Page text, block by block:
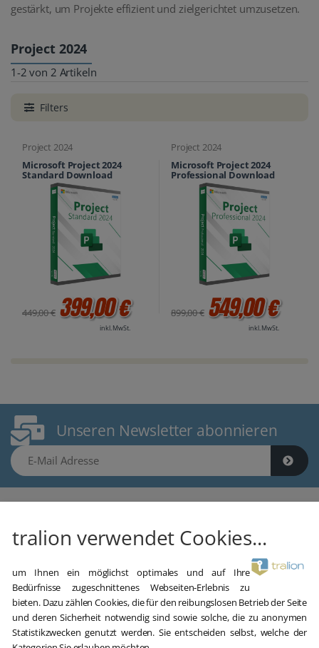
gestärkt, um Projekte effizient und zielgerichtet umzusetzen.
Project 2024
1-2 von 2 Artikeln
Filters
Project 2024
Microsoft Project 2024
Standard Download
449,00 € 399,00 €
inkl. MwSt.
Project 2024
Microsoft Project 2024
Professional Download
899,00 € 549,00 €
inkl. MwSt.
Unseren Newsletter abonnieren
E-Mail Adresse
Gebrauchte Software kaufen
Aber sicher!
oemhandel24 UG (haftungsbeschränkt)
tralion verwendet Cookies...
um Ihnen ein möglichst optimales und auf Ihre
Bedürfnisse zugeschnittenes Webseiten-Erlebnis zu
bieten. Dazu zählen Cookies, die für den reibungslosen Betrieb der Seite
und deren Sicherheit notwendig sind sowie solche, die zu anonymen
Statistikzwecken genutzt werden. Sie entscheiden selbst, welche der